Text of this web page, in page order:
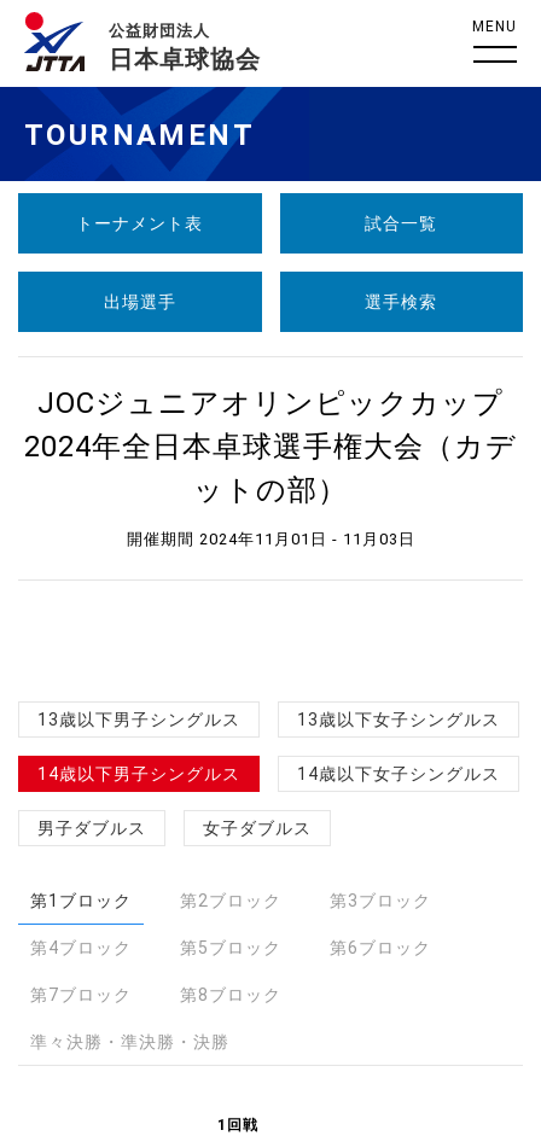
公益財団法人
日本卓球協会
MENU
TOURNAMENT
トーナメント表 試合一覧
出場選手 選手検索
JOCジュニアオリンピックカップ
2024年全日本卓球選手権大会（カデ
ットの部）
開催期間 2024年11月01日 - 11月03日
13歳以下男子シングルス 13歳以下女子シングルス
14歳以下男子シングルス 14歳以下女子シングルス
男子ダブルス 女子ダブルス
第1ブロック 第2ブロック 第3ブロック
第4ブロック 第5ブロック 第6ブロック
第7ブロック 第8ブロック
準々決勝・準決勝・決勝
1回戦